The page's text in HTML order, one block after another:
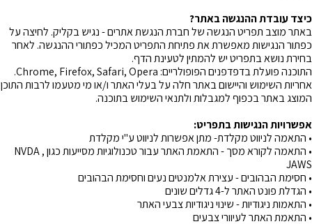
כיצד עובדת ההנגשה באתר?
באתר מוצב תפריט הנגשה של חברת הנגשת אתרים - נגיש בקליק. לחיצה על
כפתור הנגישות מאפשרת את פתיחת התפריט המכיל כפתורי ההנגשה. לאחר
בחירת נושא בתפריט יש להמתין לטעינת הדף.
התוכנה פועלת בדפדפנים הפופולריים: Chrome, Firefox, Safari, Opera.
אחריות השימוש והיישום באתר חלה על בעלי האתר ו/או מי מטעמו לרבות התוכן
המוצג באתר בכפוף למגבלות ולתנאי השימוש בתוכנה.
אפשרויות הנגישות בתפריט:
• התאמה לניווט מקלדת- מתן אפשרות לניווט ע"י מקלדת
• התאמה לקורא מסך - התאמת האתר עבור טכנולוגיות מסייעות כגון NVDA ,
JAWS
• חסימת הבהובים - עצירת אלמנטים נעים וחסימת הבהובים
• הגדלת פונט האתר ל-4 גדלים שונים
• התאמות ניגודיות - שינוי ניגודיות צבעי האתר
• התאמת האתר לעיוורי צבעים